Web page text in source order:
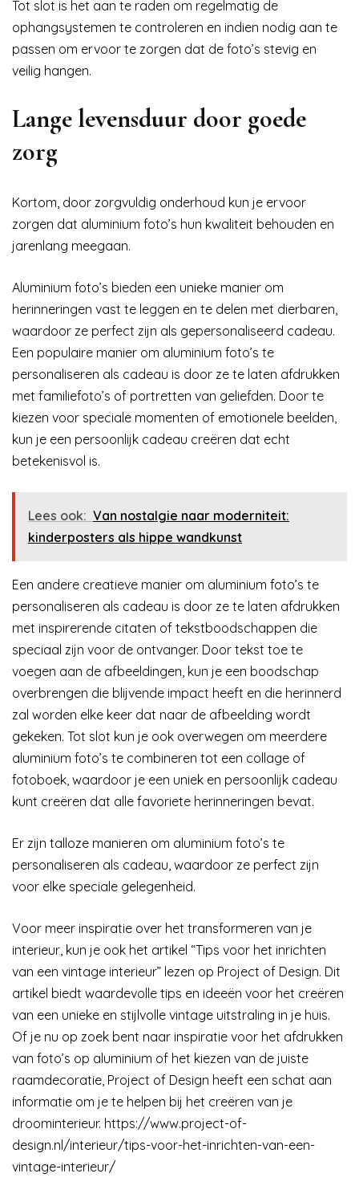
Tot slot is het aan te raden om regelmatig de
ophangsystemen te controleren en indien nodig aan te
passen om ervoor te zorgen dat de foto’s stevig en
veilig hangen.
Lange levensduur door goede
zorg
Kortom, door zorgvuldig onderhoud kun je ervoor
zorgen dat aluminium foto’s hun kwaliteit behouden en
jarenlang meegaan.
Aluminium foto’s bieden een unieke manier om
herinneringen vast te leggen en te delen met dierbaren,
waardoor ze perfect zijn als gepersonaliseerd cadeau.
Een populaire manier om aluminium foto’s te
personaliseren als cadeau is door ze te laten afdrukken
met familiefoto’s of portretten van geliefden. Door te
kiezen voor speciale momenten of emotionele beelden,
kun je een persoonlijk cadeau creëren dat echt
betekenisvol is.
Lees ook: Van nostalgie naar moderniteit:
kinderposters als hippe wandkunst
Een andere creatieve manier om aluminium foto’s te
personaliseren als cadeau is door ze te laten afdrukken
met inspirerende citaten of tekstboodschappen die
speciaal zijn voor de ontvanger. Door tekst toe te
voegen aan de afbeeldingen, kun je een boodschap
overbrengen die blijvende impact heeft en die herinnerd
zal worden elke keer dat naar de afbeelding wordt
gekeken. Tot slot kun je ook overwegen om meerdere
aluminium foto’s te combineren tot een collage of
fotoboek, waardoor je een uniek en persoonlijk cadeau
kunt creëren dat alle favoriete herinneringen bevat.
Er zijn talloze manieren om aluminium foto’s te
personaliseren als cadeau, waardoor ze perfect zijn
voor elke speciale gelegenheid.
Voor meer inspiratie over het transformeren van je
interieur, kun je ook het artikel “Tips voor het inrichten
van een vintage interieur” lezen op Project of Design. Dit
artikel biedt waardevolle tips en ideeën voor het creëren
van een unieke en stijlvolle vintage uitstraling in je huis.
Of je nu op zoek bent naar inspiratie voor het afdrukken
van foto’s op aluminium of het kiezen van de juiste
raamdecoratie, Project of Design heeft een schat aan
informatie om je te helpen bij het creëren van je
droominterieur. https://www.project-of-
design.nl/interieur/tips-voor-het-inrichten-van-een-
vintage-interieur/